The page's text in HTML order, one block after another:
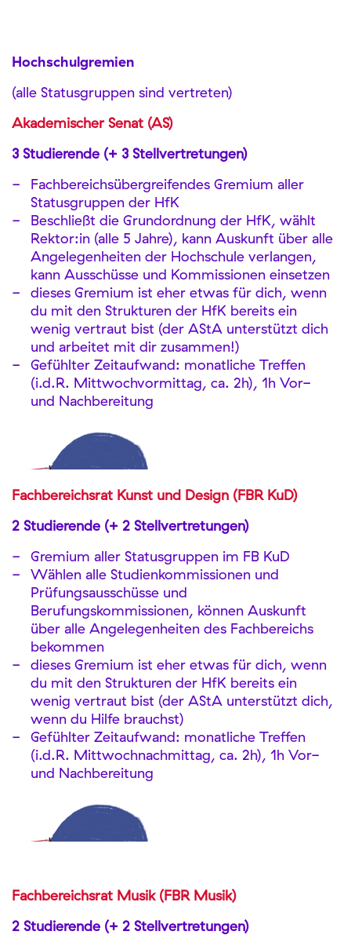
Hochschulgremien
(alle Statusgruppen sind vertreten)
Akademischer Senat (AS)
3 Studierende (+ 3 Stellvertretungen)
Fachbereichsübergreifendes Gremium aller
Statusgruppen der HfK
Beschließt die Grundordnung der HfK, wählt
Rektor:in (alle 5 Jahre), kann Auskunft über alle
Angelegenheiten der Hochschule verlangen,
kann Ausschüsse und Kommissionen einsetzen
dieses Gremium ist eher etwas für dich, wenn
du mit den Strukturen der HfK bereits ein
wenig vertraut bist (der AStA unterstützt dich
und arbeitet mit dir zusammen!)
Gefühlter Zeitaufwand: monatliche Treffen
(i.d.R. Mittwochvormittag, ca. 2h), 1h Vor-
und Nachbereitung
Fachbereichsrat Kunst und Design (FBR KuD)
2 Studierende (+ 2 Stellvertretungen)
Gremium aller Statusgruppen im FB KuD
Wählen alle Studienkommissionen und
Prüfungsausschüsse und
Berufungskommissionen, können Auskunft
über alle Angelegenheiten des Fachbereichs
bekommen
dieses Gremium ist eher etwas für dich, wenn
du mit den Strukturen der HfK bereits ein
wenig vertraut bist (der AStA unterstützt dich,
wenn du Hilfe brauchst)
Gefühlter Zeitaufwand: monatliche Treffen
(i.d.R. Mittwochnachmittag, ca. 2h), 1h Vor-
und Nachbereitung
Fachbereichsrat Musik (FBR Musik)
2 Studierende (+ 2 Stellvertretungen)